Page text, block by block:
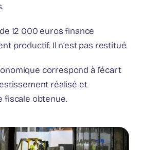
12 000 euros finance
productif. Il n’est pas restitué.
correspond à l’écart
réalisé et
fiscale obtenue.